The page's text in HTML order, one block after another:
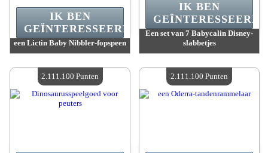
een Lictin Baby Nibbler-fopspeen
Beschikbare hoeveelheid :4
IK BEN
GEÏNTERESSEERD.
Een set van 7 Babycalin Disney-
slabbetjes
Beschikbare hoeveelheid :4
IK BEN
GEÏNTERESSEERD.
2.111.100 Punten 2.111.100 Punten